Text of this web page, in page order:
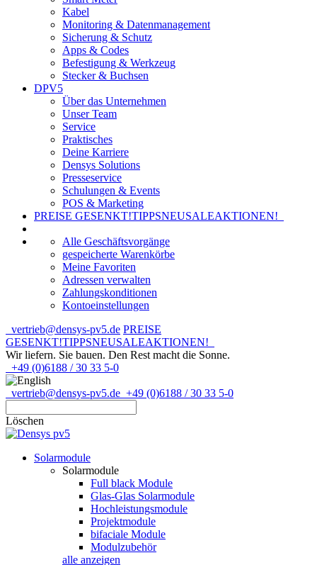
Kabel
Monitoring & Datenmanagement
Sicherung & Schutz
Apps & Codes
Befestigung & Werkzeug
Stecker & Buchsen
DPV5
Über das Unternehmen
Unser Team
Service
Praktisches
Deine Karriere
Densys Solutions
Presseservice
Schulungen & Events
POS & Marketing
PREISE GESENKT!TIPPSNEUSALEAKTIONEN!
Alle Geschäftsvorgänge
gespeicherte Warenkörbe
Meine Favoriten
Adressen verwalten
Zahlungskonditionen
Kontoeinstellungen
vertrieb@densys-pv5.de PREISE
GESENKT!TIPPSNEUSALEAKTIONEN!
Wir liefern. Sie bauen. Den Rest macht die Sonne.
+49 (0)6188 / 30 33 5-0
vertrieb@densys-pv5.de +49 (0)6188 / 30 33 5-0
Löschen
Solarmodule
Solarmodule
Full black Module
Glas-Glas Solarmodule
Hochleistungsmodule
Projektmodule
bifaciale Module
Modulzubehör
alle anzeigen